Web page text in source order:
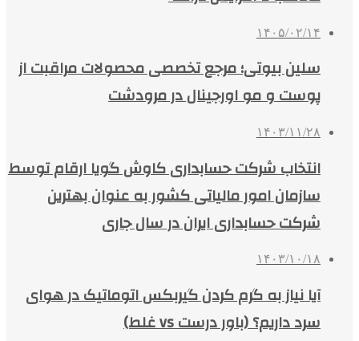
۱۴۰۵/۰۲/۱۴
سلین بیوتی؛ مرجع تخصصی محصولات مراقبت از
پوست و مو اورجینال در مرودشت
۱۴۰۳/۱۱/۲۸
انتخاب شرکت حسابداری کاوش گویا ارقام توسط
سازمان امور مالیاتی کشور به عنوان بهترین
شرکت حسابداری ایران در سال جاری
۱۴۰۳/۱۰/۱۸
آیا نیاز به گرم کردن گیربکس اتوماتیک در هوای
سرد داریم؟ (باور درست vs غلط)